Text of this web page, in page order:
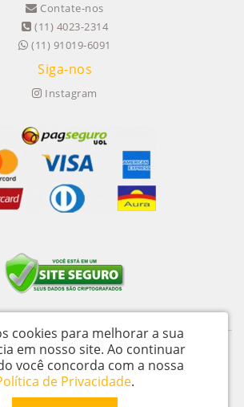
Contate-nos
(11) 4023-2314
(11) 91019-6091
Siga-nos
Instagram
Ltda - CNPJ: 62.043.518/0001-60
n 145 - Jardim Oliveira - Itu – SP - CEP 13312 020
Ekipa Trailer © 2026
cookies para melhorar a sua
em nosso site. Ao continuar
você concorda com a nossa
de Privacidade.